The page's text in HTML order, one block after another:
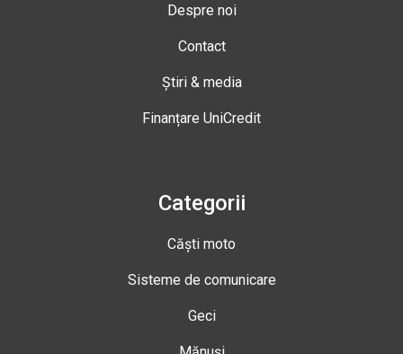
Despre noi
Contact
Știri & media
Finanțare UniCredit
Categorii
Căști moto
Sisteme de comunicare
Geci